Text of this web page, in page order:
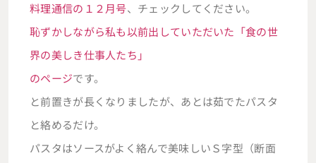
料理通信の１２月号、チェックしてください。
恥ずかしながら私も以前出していただいた「食の世
界の美しき仕事人たち」
のページです。
と前置きが長くなりましたが、あとは茹でたパスタ
と絡めるだけ。
パスタはソースがよく絡んで美味しいＳ字型（断面